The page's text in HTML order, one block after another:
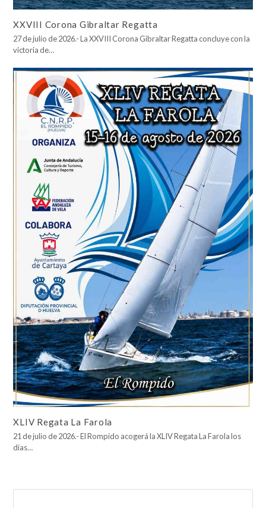
XXVIII Corona Gibraltar Regatta
27 de julio de 2026.- La XXVIII Corona Gibraltar Regatta concluye con la
victoria de…
XLIV Regata La Farola
21 de julio de 2026.- El Rompido acogerá la XLIV Regata La Farola los
días…